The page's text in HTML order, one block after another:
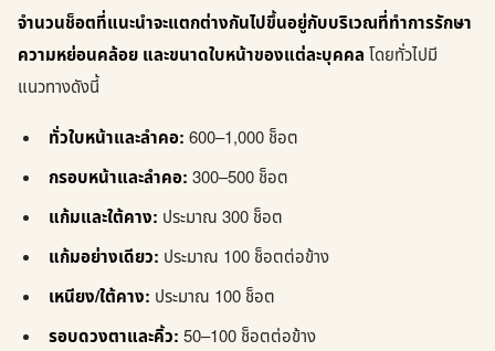
จำนวนช็อตที่แนะนำจะแตกต่างกันไปขึ้นอยู่กับบริเวณที่ทำการรักษา
ความหย่อนคล้อย และขนาดใบหน้าของแต่ละบุคคล โดยทั่วไปมี
แนวทางดังนี้
ทั่วใบหน้าและลำคอ: 600–1,000 ช็อต
กรอบหน้าและลำคอ: 300–500 ช็อต
แก้มและใต้คาง: ประมาณ 300 ช็อต
แก้มอย่างเดียว: ประมาณ 100 ช็อตต่อข้าง
เหนียง/ใต้คาง: ประมาณ 100 ช็อต
รอบดวงตาและคิ้ว: 50–100 ช็อตต่อข้าง